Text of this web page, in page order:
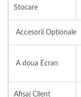
Stocare
Accesorii Opționale
A doua Ecran
Afișaj Client